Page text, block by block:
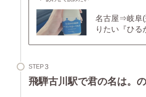
名古屋⇒岐阜(
りたい『ひる
STEP
飛騨古川駅で君の名は。